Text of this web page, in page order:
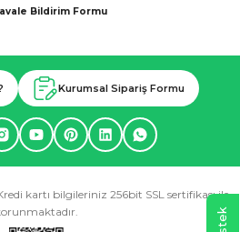
Bildirim Formu
Kurumsal Sipariş Formu
kartı bilgileriniz 256bit SSL sertifikası ile